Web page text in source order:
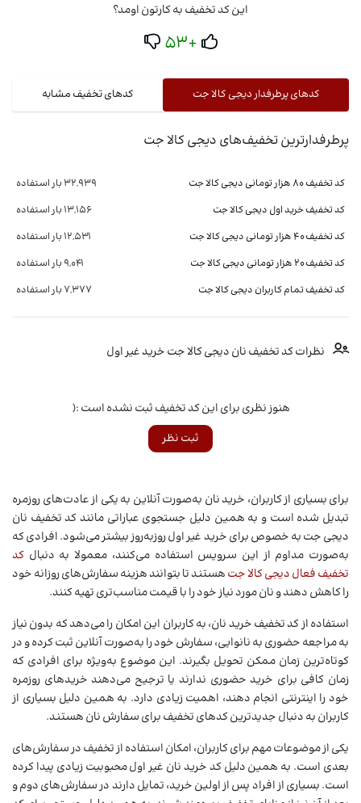
این کد تخفیف به کارتون اومد؟
+53
کدهای پرطرفدار دیجی کالا جت کدهای تخفیف مشابه
پرطرفدارترین تخفیف‌های دیجی کالا جت
کد تخفیف 80 هزار تومانی دیجی کالا جت
32,939 بار استفاده
کد تخفیف خرید اول دیجی کالا جت
13,156 بار استفاده
کد تخفیف 40 هزار تومانی دیجی کالا جت
12,531 بار استفاده
کد تخفیف 20 هزار تومانی دیجی کالا جت
9,041 بار استفاده
کد تخفیف تمام کاربران دیجی کالا جت
7,377 بار استفاده
نظرات کد تخفیف نان دیجی کالا جت خرید غیر اول
هنوز نظری برای این کد تخفیف ثبت نشده است :(
ثبت نظر
برای بسیاری از کاربران، خرید نان به‌صورت آنلاین به یکی از عادت‌های روزمره
تبدیل شده است و به همین دلیل جستجوی عباراتی مانند کد تخفیف نان
دیجی جت به خصوص برای خرید غیر اول روزبه‌روز بیشتر می‌شود. افرادی که
به‌صورت مداوم از این سرویس استفاده می‌کنند، معمولا به دنبال کد
تخفیف فعال دیجی کالا جتهستند تا بتوانند هزینه سفارش‌های روزانه خود
را کاهش دهند و نان مورد نیاز خود را با قیمت مناسب‌تری تهیه کنند.
استفاده از کد تخفیف خرید نان، به کاربران این امکان را می‌دهد که بدون نیاز
به مراجعه حضوری به نانوایی، سفارش خود را به‌صورت آنلاین ثبت کرده و در
کوتاه‌ترین زمان ممکن تحویل بگیرند. این موضوع به‌ویژه برای افرادی که
زمان کافی برای خرید حضوری ندارند یا ترجیح می‌دهند خریدهای روزمره
خود را اینترنتی انجام دهند، اهمیت زیادی دارد. به همین دلیل بسیاری از
کاربران به دنبال جدیدترین کدهای تخفیف برای سفارش نان هستند.
یکی از موضوعات مهم برای کاربران، امکان استفاده از تخفیف در سفارش‌های
بعدی است. به همین دلیل کد خرید نان غیر اول محبوبیت زیادی پیدا کرده
است. بسیاری از افراد پس از اولین خرید، تمایل دارند در سفارش‌های دوم و